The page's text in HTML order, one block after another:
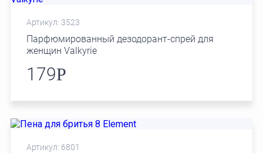
Артикул: 3523
Парфюмированный дезодорант-спрей для
женщин Valkyrie
179Р
Артикул: 6801